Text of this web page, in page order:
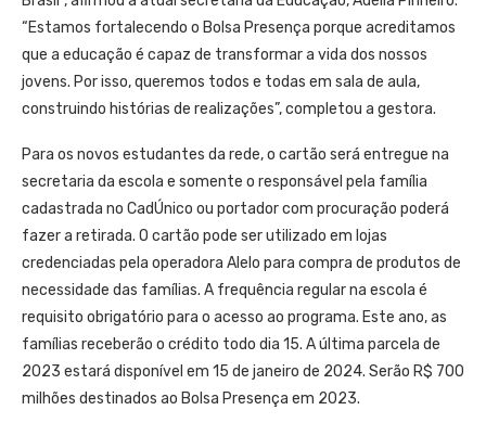
“Estamos fortalecendo o Bolsa Presença porque acreditamos
que a educação é capaz de transformar a vida dos nossos
jovens. Por isso, queremos todos e todas em sala de aula,
construindo histórias de realizações”, completou a gestora.
Para os novos estudantes da rede, o cartão será entregue na
secretaria da escola e somente o responsável pela família
cadastrada no CadÚnico ou portador com procuração poderá
fazer a retirada. O cartão pode ser utilizado em lojas
credenciadas pela operadora Alelo para compra de produtos de
necessidade das famílias. A frequência regular na escola é
requisito obrigatório para o acesso ao programa. Este ano, as
famílias receberão o crédito todo dia 15. A última parcela de
2023 estará disponível em 15 de janeiro de 2024. Serão R$ 700
milhões destinados ao Bolsa Presença em 2023.